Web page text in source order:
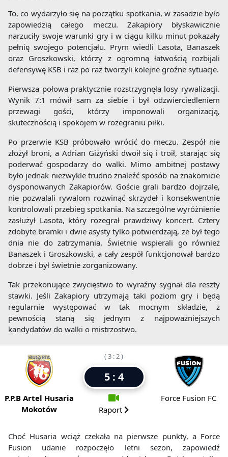
To, co wydarzyło się na początku spotkania, w zasadzie było
zapowiedzią całego meczu. Zakapiory błyskawicznie
narzuciły swoje warunki gry i w ciągu kilku minut pokazały
pełnię swojego potencjału. Prym wiedli Lasota, Banaszek
oraz Groszkowski, którzy z ogromną łatwością rozbijali
defensywę KSB i raz po raz tworzyli kolejne groźne sytuacje.
Pierwsza połowa praktycznie rozstrzygnęła losy rywalizacji.
Wynik 7:1 mówił sam za siebie i był odzwierciedleniem
przewagi gości, którzy imponowali organizacją,
skutecznością i spokojem w rozegraniu piłki.
Po przerwie KSB próbowało wrócić do meczu. Zespół nie
złożył broni, a Adrian Giżyński dwoił się i troił, starając się
poderwać gospodarzy do walki. Mimo ambitnej postawy
było jednak niezwykle trudno znaleźć sposób na znakomicie
dysponowanych Zakapiorów. Goście grali bardzo dojrzale,
nie pozwalali rywalom rozwinąć skrzydeł i konsekwentnie
kontrolowali przebieg spotkania. Na szczególne wyróżnienie
zasłużył Lasota, który rozegrał prawdziwy koncert. Cztery
zdobyte bramki i dwie asysty tylko potwierdzają, że był tego
dnia nie do zatrzymania. Świetnie wspierali go również
Banaszek i Groszkowski, a cały zespół funkcjonował bardzo
dobrze i był świetnie zorganizowany.
Tak przekonujące zwycięstwo to wyraźny sygnał dla reszty
stawki. Jeśli Zakapiory utrzymają taki poziom gry i będą
regularnie występować w tak mocnym składzie, z
pewnością staną się jednym z najpoważniejszych
kandydatów do walki o mistrzostwo.
P.P.B Artel Husaria
Mokotów
( 3 : 2 )
5 : 4
Raport
Force Fusion FC
Choć Husaria wciąż czekała na pierwsze punkty, a Force
Fusion udanie rozpoczęło letni sezon, zapowiedź